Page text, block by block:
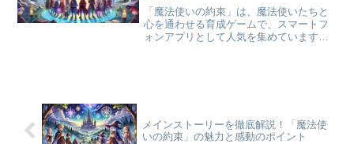
「魔法使いの約束」は、魔法使いたちと
心を通わせる育成ゲームで、スマートフ
ォンアプリとして人気を集めています。
メインストーリーを徹底解説！「魔法使
いの約束」の魅力と感動のポイント